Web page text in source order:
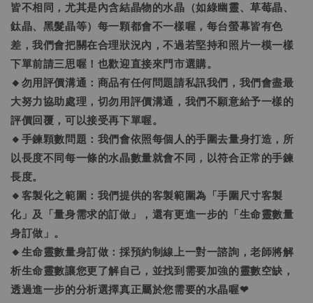
皆不相同，尤其是內含結晶物的水晶（如綠幽靈、草莓晶、
鈦晶、黑髮晶等）每一顆都會不一樣喔，每台螢幕皆有色
差，我們會把關在合理狀況內，不過若堅持和照片一模一樣
下單前請三思喔！也歡迎直接來門市選購。
🔸勿用評價溝通：商品有任何問題請私訊我們，我們會盡最
大努力協助處理，切勿用評價溝通，我們不願意給予一樣的
評價回覆，可以接受再下單喔。
🔸手鍊顆數問題：我們會依照每個人的手圍去量身打造，所
以長度不同每一條的水晶數量就會不同，以符合正常的手鍊
長度。
🔸客製化之範圍：我們提供的客製範圍為「手圍尺寸客製
化」及「量身需求的訂做」，還有更進一步的「生命靈數量
身訂做」。
🔸生命靈數量身訂做：採預約制線上一對一諮詢，老師將解
析生命靈數讓您更了解自己，並找到需要加強的靈數空缺，
透過進一步的分析選擇真正屬於您需要的水晶喔❤